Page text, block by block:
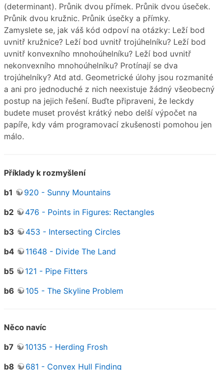
(determinant). Průnik dvou přímek. Průnik dvou úseček.
Průnik dvou kružnic. Průnik úsečky a přímky.
Zamyslete se, jak váš kód odpoví na otázky: Leží bod
uvnitř kružnice? Leží bod uvnitř trojúhelníku? Leží bod
uvnitř konvexního mnohoúhelníku? Leží bod uvnitř
nekonvexního mnohoúhelníku? Protínají se dva
trojúhelníky? Atd atd. Geometrické úlohy jsou rozmanité
a ani pro jednoduché z nich neexistuje žádný všeobecný
postup na jejich řešení. Buďte připraveni, že leckdy
budete muset provést krátký nebo delší výpočet na
papíře, kdy vám programovací zkušenosti pomohou jen
málo.
Příklady k rozmyšlení
b1
920 - Sunny Mountains
b2
476 - Points in Figures: Rectangles
b3
453 - Intersecting Circles
b4
11648 - Divide The Land
b5
121 - Pipe Fitters
b6
105 - The Skyline Problem
Něco navíc
b7
10135 - Herding Frosh
b8
681 - Convex Hull Finding